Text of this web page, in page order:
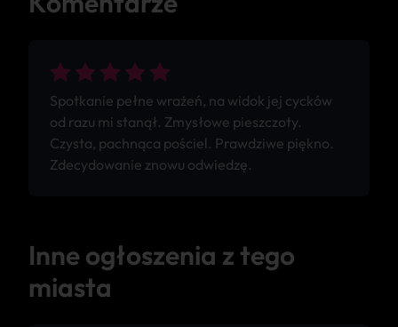
Spotkanie pełne wrażeń, na widok jej cycków
od razu mi stanął. Zmysłowe pieszczoty.
Czysta, pachnąca pościel. Prawdziwe piękno.
Zdecydowanie znowu odwiedzę.
Inne ogłoszenia z tego
miasta